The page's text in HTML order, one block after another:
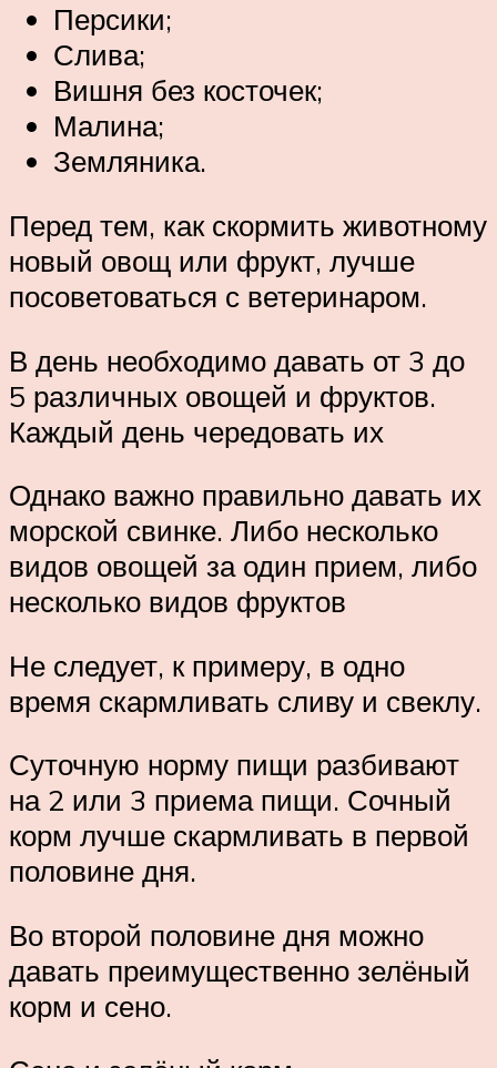
Персики;
Слива;
Вишня без косточек;
Малина;
Земляника.
Перед тем, как скормить животному
новый овощ или фрукт, лучше
посоветоваться с ветеринаром.
В день необходимо давать от 3 до
5 различных овощей и фруктов.
Каждый день чередовать их
Однако важно правильно давать их
морской свинке. Либо несколько
видов овощей за один прием, либо
несколько видов фруктов
Не следует, к примеру, в одно
время скармливать сливу и свеклу.
Суточную норму пищи разбивают
на 2 или 3 приема пищи. Сочный
корм лучше скармливать в первой
половине дня.
Во второй половине дня можно
давать преимущественно зелёный
корм и сено.